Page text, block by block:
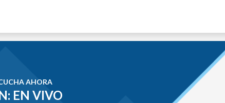
AHORA
EN VIVO